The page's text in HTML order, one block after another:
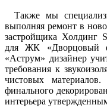
Также мы
выполняя ремонт в
застройщика Холдинг
для ЖК «Дворцовый
«Аструм» дизайнер
требования к
чистовых
финального
интерьера